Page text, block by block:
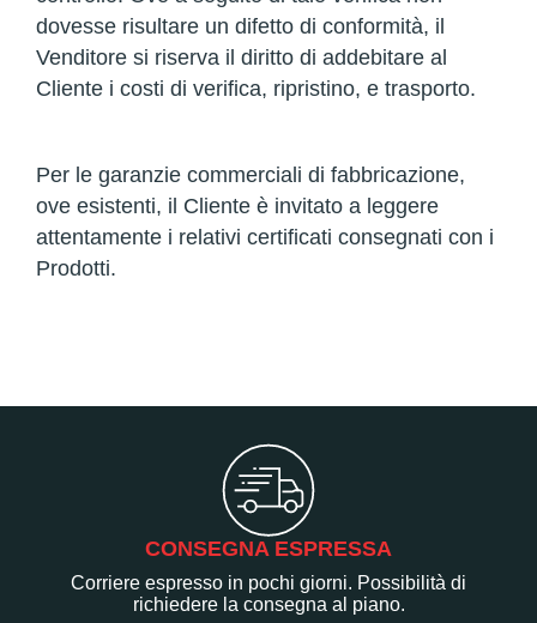
dovesse risultare un difetto di conformità, il
Venditore si riserva il diritto di addebitare al
Cliente i costi di verifica, ripristino, e trasporto.
Per le garanzie commerciali di fabbricazione,
ove esistenti, il Cliente è invitato a leggere
attentamente i relativi certificati consegnati con i
Prodotti.
CONSEGNA ESPRESSA
Corriere espresso in pochi giorni. Possibilità di
richiedere la consegna al piano.